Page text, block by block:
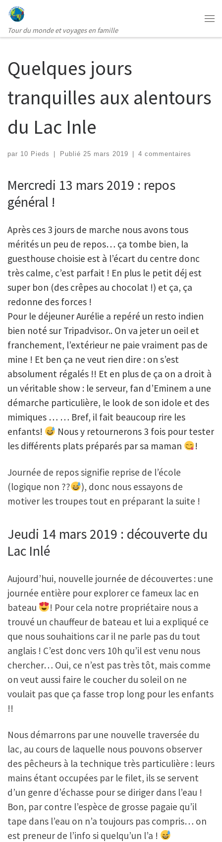
Passer au contenu
Tour du monde et voyages en famille
Quelques jours
tranquilles aux alentours
du Lac Inle
par 10 Pieds | Publié 25 mars 2019 | 4 commentaires
Mercredi 13 mars 2019 : repos
général !
Après ces 3 jours de marche nous avons tous
mérités un peu de repos… ça tombe bien, la
guesthouse choisie est à l’écart du centre donc
très calme, c’est parfait ! En plus le petit déj est
super bon (des crêpes au chocolat !) et ça, ça
redonne des forces !
Pour le déjeuner Aurélie a repéré un resto indien
bien noté sur Tripadvisor.. On va jeter un oeil et
franchement, l’extérieur ne paie vraiment pas de
mine ! Et ben ça ne veut rien dire : on s’est
absolument régalés !! Et en plus de ça on a droit à
un véritable show : le serveur, fan d’Eminem a une
démarche particulière, le look de son idole et des
mimiques … … Bref, il fait beaucoup rire les
enfants!
Nous y retournerons 3 fois pour tester
les différents plats préparés par sa maman
!
Journée de repos signifie reprise de l’école
(logique non ??
), donc nous essayons de
motiver les troupes tout en préparant la suite !
Jeudi 14 mars 2019 : découverte du
Lac Inlé
Aujourd’hui, nouvelle journée de découvertes : une
journée entière pour explorer ce fameux lac en
bateau
! Pour cela notre propriétaire nous a
trouvé un chauffeur de bateau et lui a expliqué ce
que nous souhaitions car il ne parle pas du tout
anglais ! C’est donc vers 10h qu’il est venu nous
chercher… Oui, ce n’est pas très tôt, mais comme
on veut aussi faire le coucher du soleil on ne
voulait pas que ça fasse trop long pour les enfants
!!
Nous démarrons par une nouvelle traversée du
lac, au cours de laquelle nous pouvons observer
des pêcheurs à la technique très particulière : leurs
mains étant occupées par le filet, ils se servent
d’un genre d’échasse pour se diriger dans l’eau !
Bon, par contre l’espèce de grosse pagaie qu’il
tape dans l’eau on n’a toujours pas compris… on
est preneur de l’info si quelqu’un l’a !